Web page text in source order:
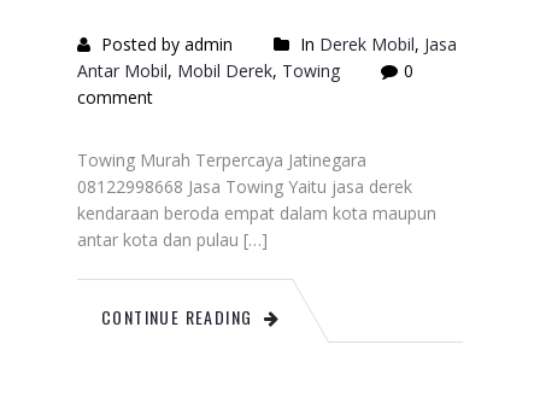
Posted by admin In Derek Mobil, Jasa
Antar Mobil, Mobil Derek, Towing
0
comment
Towing Murah Terpercaya Jatinegara
08122998668 Jasa Towing Yaitu jasa derek
kendaraan beroda empat dalam kota maupun
antar kota dan pulau […]
CONTINUE READING